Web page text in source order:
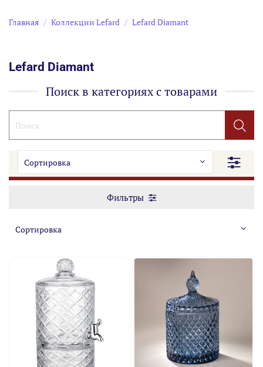
Главная Коллекции Lefard Lefard Diamant
Lefard Diamant
Поиск в категориях с товарами
Фильтры